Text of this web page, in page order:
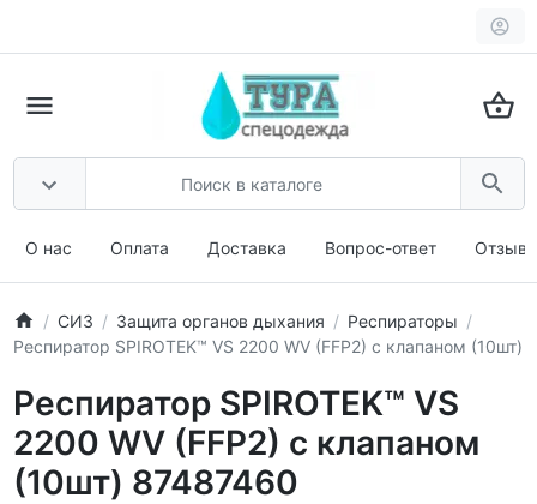
О нас Оплата Доставка Вопрос-ответ
СИЗ Защита органов дыхания
Респираторы
Респиратор SPIROTEK™ VS 2200 WV (FFP2) с клапаном (10шт)
Респиратор SPIROTEK™ VS
2200 WV (FFP2) с клапаном
(10шт) 87487460